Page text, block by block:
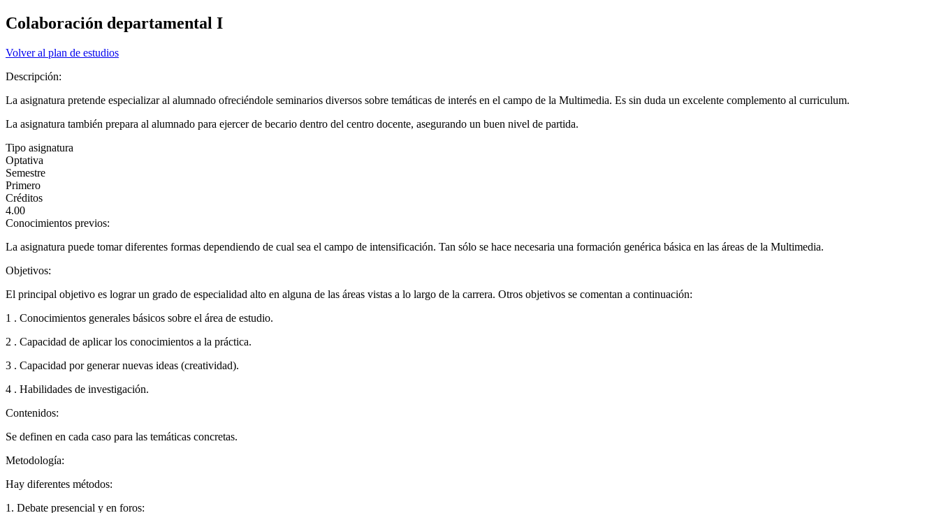
Colaboración departamental I
Volver al plan de estudios
Descripción:
La asignatura pretende especializar al alumnado ofreciéndole seminarios diversos sobre temáticas de interés en el campo de la Multimedia. Es sin duda un excelente complemento al curriculum.
La asignatura también prepara al alumnado para ejercer de becario dentro del centro docente, asegurando un buen nivel de partida.
Tipo asignatura
Optativa
Semestre
Primero
Créditos
4.00
Conocimientos previos:
La asignatura puede tomar diferentes formas dependiendo de cual sea el campo de intensificación. Tan sólo se hace necesaria una formación genérica básica en las áreas de la Multimedia.
Objetivos:
El principal objetivo es lograr un grado de especialidad alto en alguna de las áreas vistas a lo largo de la carrera. Otros objetivos se comentan a continuación:
1 . Conocimientos generales básicos sobre el área de estudio.
2 . Capacidad de aplicar los conocimientos a la práctica.
3 . Capacidad por generar nuevas ideas (creatividad).
4 . Habilidades de investigación.
Contenidos:
Se definen en cada caso para las temáticas concretas.
Metodología:
Hay diferentes métodos:
1. Debate presencial y en foros: